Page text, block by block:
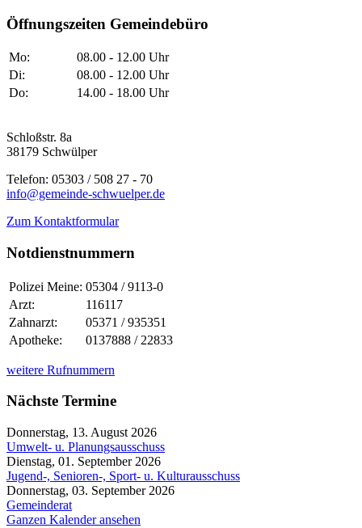
Öffnungszeiten Gemeindebüro
Mo:
08.00 - 12.00 Uhr
Di:
08.00 - 12.00 Uhr
Do:
14.00 - 18.00 Uhr
Schloßstr. 8a
38179 Schwülper
Telefon: 05303 / 508 27 - 70
info@gemeinde-schwuelper.de
Zum Kontaktformular
Notdienstnummern
Polizei Meine: 05304 / 9113-0
Arzt:
116117
Zahnarzt:
05371 / 935351
Apotheke:
0137888 / 22833
weitere Rufnummern
Nächste Termine
Donnerstag, 13. August 2026
Umwelt- u. Planungsausschuss
Dienstag, 01. September 2026
Jugend-, Senioren-, Sport- u. Kulturausschuss
Donnerstag, 03. September 2026
Gemeinderat
Ganzen Kalender ansehen